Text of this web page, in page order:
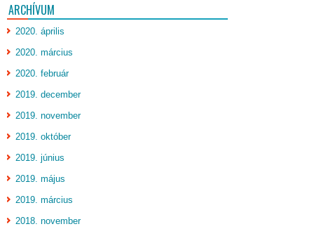
ARCHÍVUM
2020. április
2020. március
2020. február
2019. december
2019. november
2019. október
2019. június
2019. május
2019. március
2018. november